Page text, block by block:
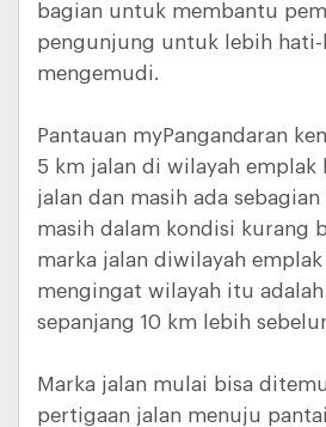
bagian untuk membantu
pengunjung untuk lebih
mengemudi.
Pantauan myPangandaran
5 km jalan di wilayah emplak
jalan dan masih ada sebagian
masih dalam kondisi kurang
marka jalan diwilayah
mengingat wilayah itu
sepanjang 10 km lebih
Marka jalan mulai bisa
pertigaan jalan menuju